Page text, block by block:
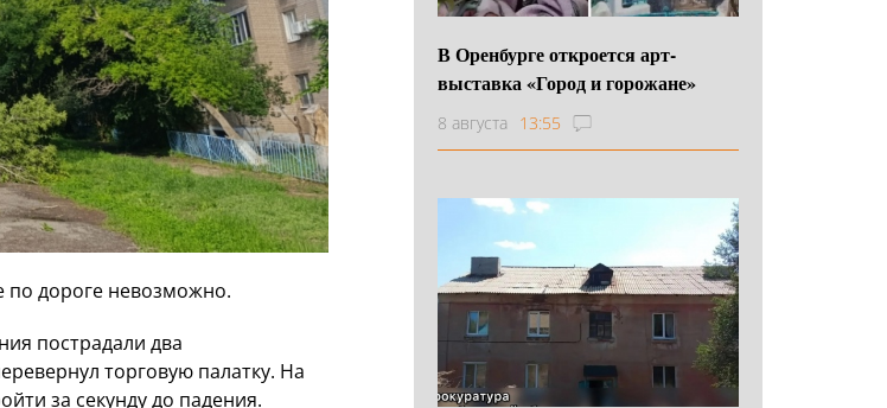
дороге невозможно.
пострадали два
торговую палатку. На
за секунду до падения.
В Оренбурге откроется арт-
выставка «Город и горожане»
8 августа 13:55